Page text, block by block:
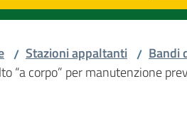
/ Stazioni appaltanti / Bandi
“a corpo” per manutenzione